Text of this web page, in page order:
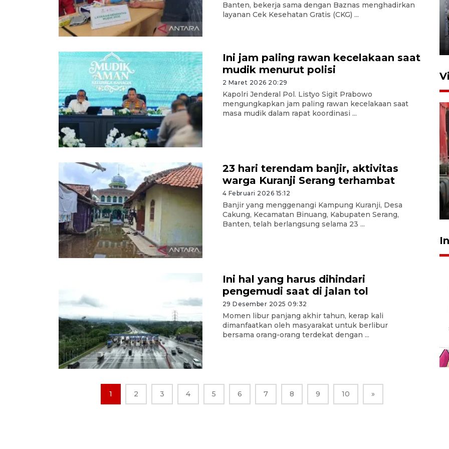
Banten, bekerja sama dengan Baznas menghadirkan
layanan Cek Kesehatan Gratis (CKG) ...
Ini jam paling rawan kecelakaan saat
mudik menurut polisi
2 Maret 2026 20:29
Kapolri Jenderal Pol. Listyo Sigit Prabowo
mengungkapkan jam paling rawan kecelakaan saat
masa mudik dalam rapat koordinasi ...
23 hari terendam banjir, aktivitas
warga Kuranji Serang terhambat
4 Februari 2026 15:12
Banjir yang menggenangi Kampung Kuranji, Desa
Cakung, Kecamatan Binuang, Kabupaten Serang,
Banten, telah berlangsung selama 23 ...
Ini hal yang harus dihindari
pengemudi saat di jalan tol
29 Desember 2025 09:32
Momen libur panjang akhir tahun, kerap kali
dimanfaatkan oleh masyarakat untuk berlibur
bersama orang-orang terdekat dengan ...
1 2 3 4 5 6 7 8 9 10 »
Kunjungan Lebaran di Rutan
Kunjungi Cilegon, China lirik
potensi kerjasama di bidang
maritim
31 Juli 2026 17:40